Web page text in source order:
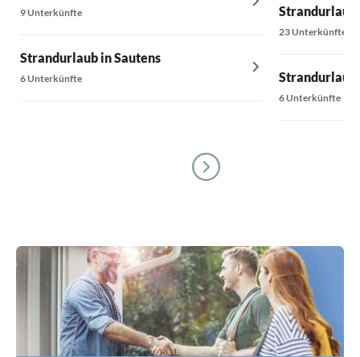
9 Unterkünfte
Strandurlaub in Sautens
6 Unterkünfte
Strandurlaub
23 Unterkünfte
6 Unterkünfte